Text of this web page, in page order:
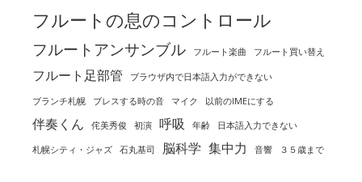
フルートの息のコントロール
フルートアンサンブル フルート楽曲 フルート買い替え
フルート足部管 ブラウザ内で日本語入力ができない
ブランチ札幌 ブレスする時の音 マイク 以前のIMEにする
伴奏くん 侘美秀俊 初演 呼吸 年齢 日本語入力できない
札幌シティ・ジャズ 石丸基司 脳科学 集中力 音響 ３５歳まで